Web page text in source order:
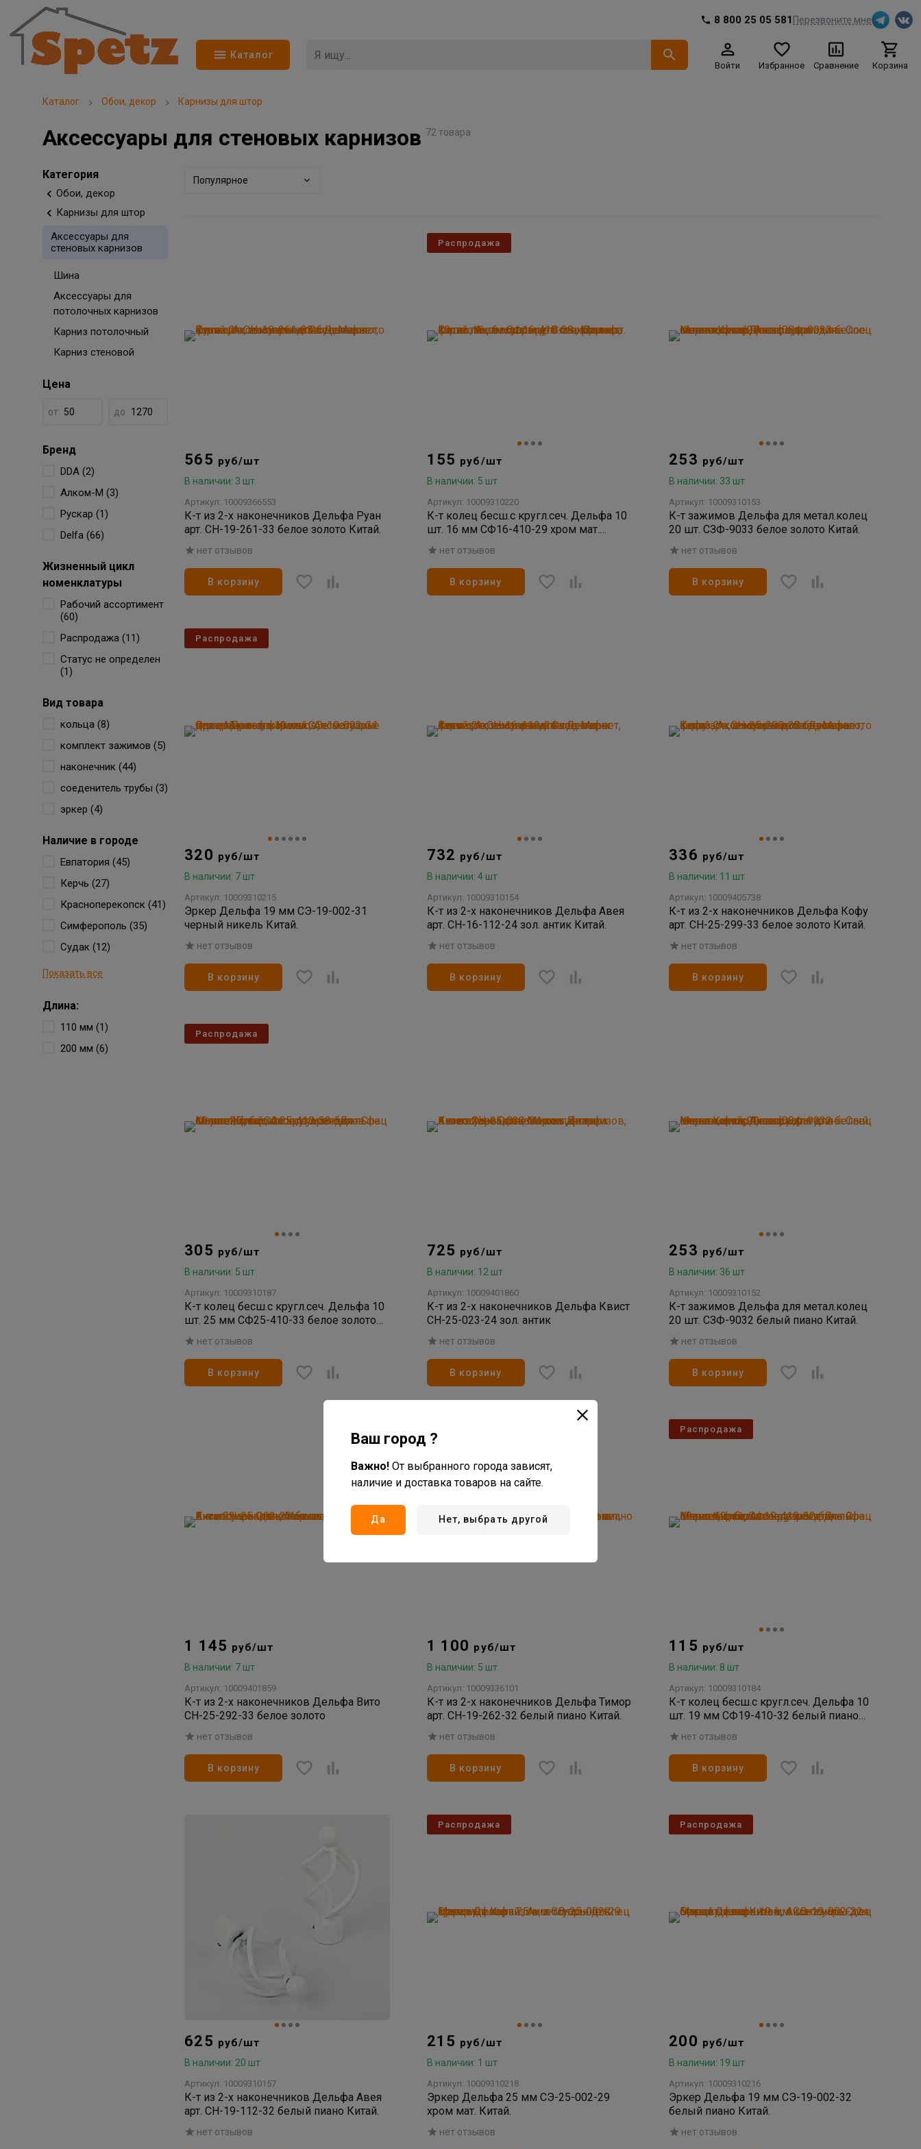
8 800 25 05 581 Перезвоните мне
Каталог
Войти Избранное Сравнение Корзина
Каталог Обои, декор Карнизы для штор
Аксессуары для стеновых карнизов 72 товара
Категория
Обои, декор
Карнизы для штор
Аксессуары для
стеновых карнизов
Шина
Аксессуары для
потолочных карнизов
Карниз потолочный
Карниз стеновой
Цена
от до
Бренд
DDA (2)
Алком-М (3)
Рускар (1)
Delfa (66)
Жизненный цикл
номенклатуры
Рабочий ассортимент
(60)
Распродажа (11)
Статус не определен
(1)
Вид товара
кольца (8)
комплект зажимов (5)
наконечник (44)
соеденитель трубы (3)
эркер (4)
Наличие в городе
Евпатория (45)
Керчь (27)
Красноперекопск (41)
Симферополь (35)
Судак (12)
Показать все
Длина:
110 мм (1)
200 мм (6)
Популярное
565 руб/шт
В наличии: 3 шт
Артикул: 10009366553
К-т из 2-х наконечников Дельфа Руан
арт. СН-19-261-33 белое золото Китай.
нет отзывов
В корзину
155 руб/шт
В наличии: 5 шт
Артикул: 10009310220
К-т колец бесш.с кругл.сеч. Дельфа 10
шт. 16 мм СФ16-410-29 хром мат.
Китай.
нет отзывов
В корзину
Распродажа
253 руб/шт
В наличии: 33 шт
Артикул: 10009310153
К-т зажимов Дельфа для метал.колец
20 шт. СЗФ-9033 белое золото Китай.
нет отзывов
В корзину
320 руб/шт
В наличии: 7 шт
Артикул: 10009310215
Эркер Дельфа 19 мм СЭ-19-002-31
черный никель Китай.
нет отзывов
В корзину
Распродажа
732 руб/шт
В наличии: 4 шт
Артикул: 10009310154
К-т из 2-х наконечников Дельфа Авея
арт. СН-16-112-24 зол. антик Китай.
нет отзывов
В корзину
336 руб/шт
В наличии: 11 шт
Артикул: 10009405738
К-т из 2-х наконечников Дельфа Кофу
арт. СН-25-299-33 белое золото Китай.
нет отзывов
В корзину
305 руб/шт
В наличии: 5 шт
Артикул: 10009310187
К-т колец бесш.с кругл.сеч. Дельфа 10
шт. 25 мм СФ25-410-33 белое золото
Китай.
нет отзывов
В корзину
Распродажа
725 руб/шт
В наличии: 12 шт
Артикул: 10009401860
К-т из 2-х наконечников Дельфа Квист
СН-25-023-24 зол. антик
нет отзывов
В корзину
253 руб/шт
В наличии: 36 шт
Артикул: 10009310152
К-т зажимов Дельфа для метал.колец
20 шт. СЗФ-9032 белый пиано Китай.
нет отзывов
В корзину
1 145 руб/шт
В наличии: 7 шт
Артикул: 10009401859
К-т из 2-х наконечников Дельфа Вито
СН-25-292-33 белое золото
нет отзывов
В корзину
1 100 руб/шт
В наличии: 5 шт
Артикул: 10009336101
К-т из 2-х наконечников Дельфа Тимор
арт. СН-19-262-32 белый пиано Китай.
нет отзывов
В корзину
115 руб/шт
В наличии: 8 шт
Артикул: 10009310184
К-т колец бесш.с кругл.сеч. Дельфа 10
шт. 19 мм СФ19-410-32 белый пиано
Китай.
нет отзывов
В корзину
Распродажа
625 руб/шт
В наличии: 20 шт
Артикул: 10009310157
К-т из 2-х наконечников Дельфа Авея
арт. СН-19-112-32 белый пиано Китай.
нет отзывов
215 руб/шт
В наличии: 1 шт
Артикул: 10009310218
Эркер Дельфа 25 мм СЭ-25-002-29
хром мат. Китай.
нет отзывов
Распродажа
200 руб/шт
В наличии: 19 шт
Артикул: 10009310216
Эркер Дельфа 19 мм СЭ-19-002-32
белый пиано Китай.
нет отзывов
Распродажа
Ваш город ?
Важно! От выбранного города зависят,
наличие и доставка товаров на сайте.
Да Нет, выбрать другой